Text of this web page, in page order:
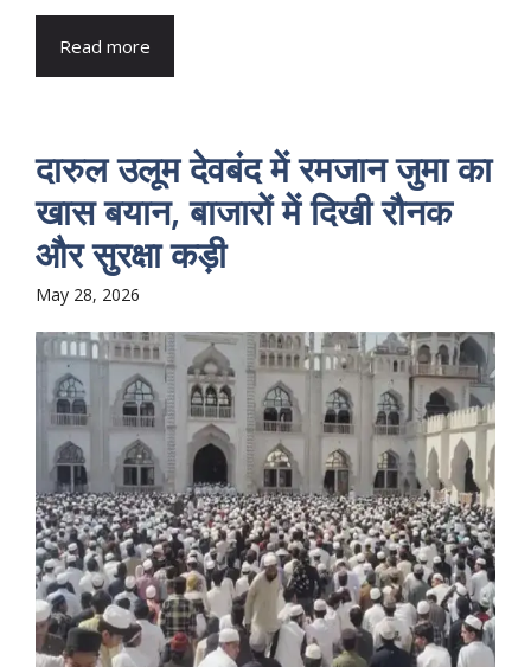
Read more
दारुल उलूम देवबंद में रमजान जुमा का
खास बयान, बाजारों में दिखी रौनक
और सुरक्षा कड़ी
May 28, 2026